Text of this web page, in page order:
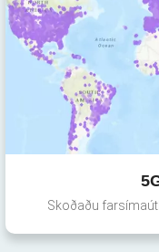
Skoðaðu